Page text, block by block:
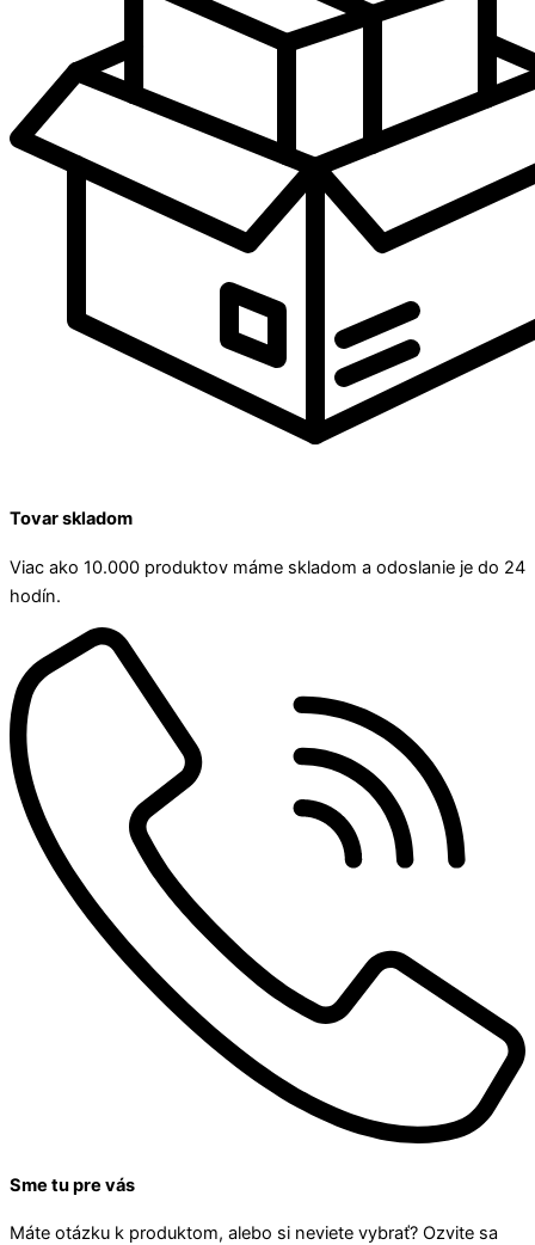
Tovar skladom
Viac ako 10.000 produktov máme skladom a odoslanie je do 24
hodín.
Sme tu pre vás
Máte otázku k produktom, alebo si neviete vybrať? Ozvite sa